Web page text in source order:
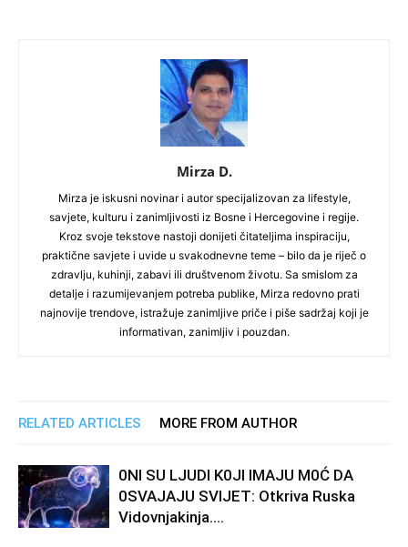
Mirza D.
Mirza je iskusni novinar i autor specijalizovan za lifestyle,
savjete, kulturu i zanimljivosti iz Bosne i Hercegovine i regije.
Kroz svoje tekstove nastoji donijeti čitateljima inspiraciju,
praktične savjete i uvide u svakodnevne teme – bilo da je riječ o
zdravlju, kuhinji, zabavi ili društvenom životu. Sa smislom za
detalje i razumijevanjem potreba publike, Mirza redovno prati
najnovije trendove, istražuje zanimljive priče i piše sadržaj koji je
informativan, zanimljiv i pouzdan.
RELATED ARTICLES MORE FROM AUTHOR
0Nl SU LJUDl K0Jl lMAJU M0Ć DA
0SVAJAJU SVlJET: Otkriva Ruska
Vidovnjakinja….